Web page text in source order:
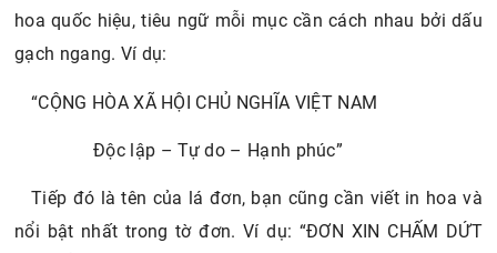
hoa quốc hiệu, tiêu ngữ mỗi mục cần cách nhau bởi dấu
gạch ngang. Ví dụ:
“CỘNG HÒA XÃ HỘI CHỦ NGHĨA VIỆT NAM
Độc lập – Tự do – Hạnh phúc”
Tiếp đó là tên của lá đơn, bạn cũng cần viết in hoa và
nổi bật nhất trong tờ đơn. Ví dụ: “ĐƠN XIN CHẤM DỨT